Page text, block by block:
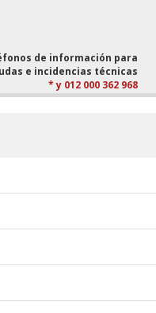
de información para
e incidencias técnicas
968 362 000 y 012 *